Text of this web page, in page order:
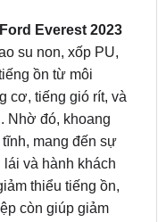
Everest 2023
su non, xốp PU,
ồn từ môi
cơ, tiếng gió rít, và
Nhờ đó, khoang
mang đến sự
và hành khách
thiểu tiếng ồn,
còn giúp giảm